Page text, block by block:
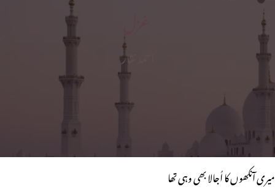
احمد نثار
میری آنکھوں کا اُجالا بھی وہی تھا